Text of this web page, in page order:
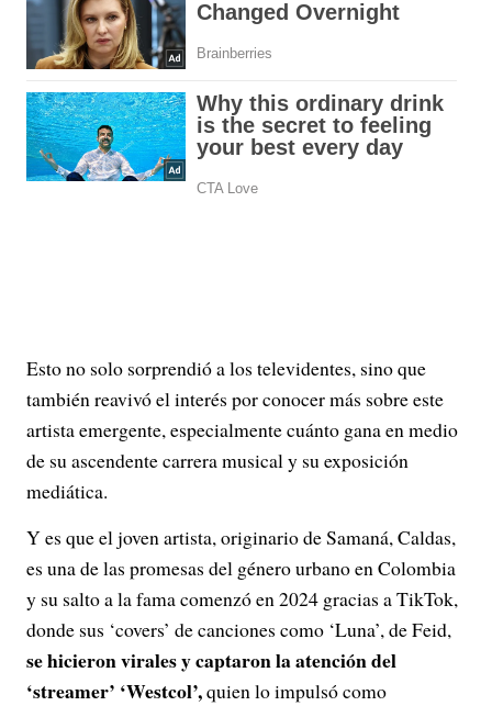
Esto no solo sorprendió a los televidentes, sino que
también reavivó el interés por conocer más sobre este
artista emergente, especialmente cuánto gana en medio
de su ascendente carrera musical y su exposición
mediática.
Y es que el joven artista, originario de Samaná, Caldas,
es una de las promesas del género urbano en Colombia
y su salto a la fama comenzó en 2024 gracias a TikTok,
donde sus ‘covers’ de canciones como ‘Luna’, de Feid,
se hicieron virales y captaron la atención del
‘streamer’ ‘Westcol’,quien lo impulsó como